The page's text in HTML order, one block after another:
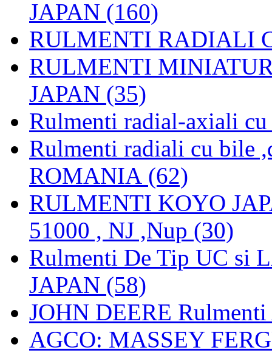
JAPAN (160)
RULMENTI RADIALI
RULMENTI
JAPAN (35)
Rulmenti radial-axiali
Rulmenti radiali cu bile
ROMANIA (62)
RULMENTI KOYO
51000 , NJ ,Nup (30)
Rulmenti De Tip UC si
JAPAN (58)
JOHN DEERE
AGCO: MASSEY